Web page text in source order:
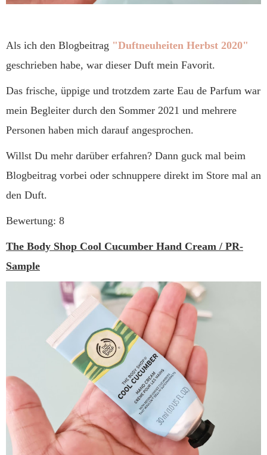
Als ich den Blogbeitrag "Duftneuheiten Herbst 2020"
geschrieben habe, war dieser Duft mein Favorit.
Das frische, üppige und trotzdem zarte Eau de Parfum war
mein Begleiter durch den Sommer 2021 und mehrere
Personen haben mich darauf angesprochen.
Willst Du mehr darüber erfahren? Dann guck mal beim
Blogbeitrag vorbei oder schnuppere direkt im Store mal an
den Duft.
Bewertung: 8
The Body Shop Cool Cucumber Hand Cream / PR-
Sample